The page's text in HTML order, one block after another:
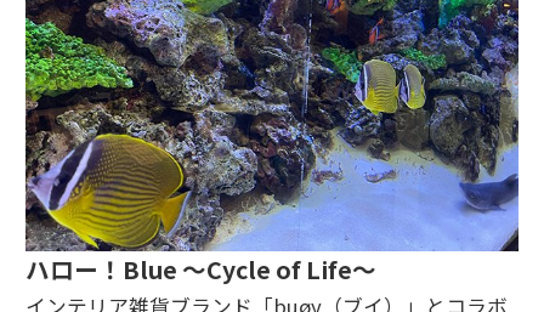
ハロー！Blue 〜Cycle of Life〜
インテリア雑貨ブランド「buøy（ブイ）」とコラボ